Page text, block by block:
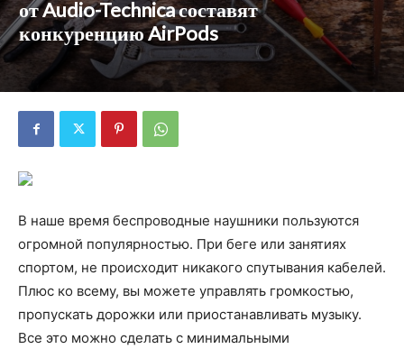
от Audio-Technica составят
конкуренцию AirPods
В наше время беспроводные наушники пользуются
огромной популярностью. При беге или занятиях
спортом, не происходит никакого спутывания кабелей.
Плюс ко всему, вы можете управлять громкостью,
пропускать дорожки или приостанавливать музыку.
Все это можно сделать с минимальными